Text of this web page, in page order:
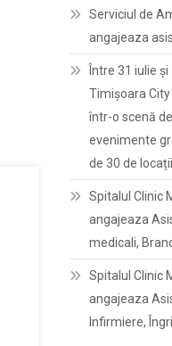
Serviciul de
angajeaza
Între 31 iulie
Timișoara
într-o scenă
evenimente
de 30 de locații
Spitalul Clinic
angajeaza
medicali,
Spitalul Clinic
angajeaza
Infirmiere,